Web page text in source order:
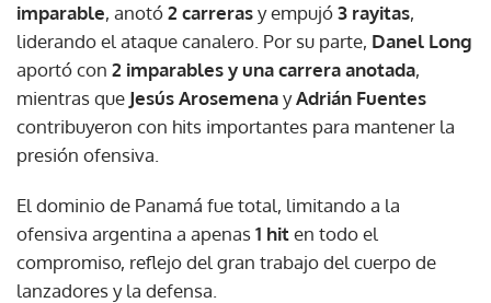
imparable, anotó2 carrerasy empujó3 rayitas,
liderando el ataque canalero. Por su parte, Danel Long
aportó con 2 imparables y una carrera anotada,
mientras que Jesús ArosemenayAdrián Fuentes
contribuyeron con hits importantes para mantener la
presión ofensiva.
El dominio de Panamá fue total, limitando a la
ofensiva argentina a apenas1 hiten todo el
compromiso, reflejo del gran trabajo del cuerpo de
lanzadores y la defensa.